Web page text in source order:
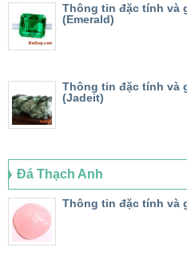
Thông tin đặc tính và
(Emerald)
Thông tin đặc tính và
(Jadeit)
Đá Thạch Anh
Thông tin đặc tính và